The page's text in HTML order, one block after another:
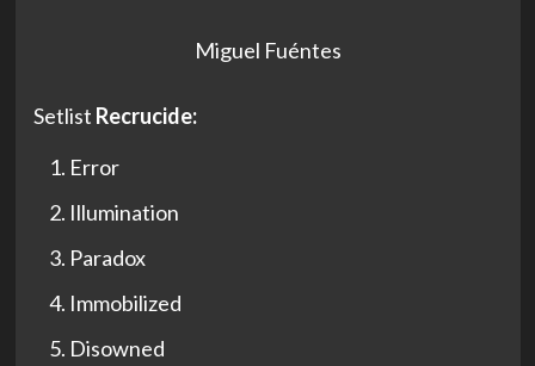
Miguel Fuéntes
Setlist Recrucide:
Error
Illumination
Paradox
Immobilized
Disowned